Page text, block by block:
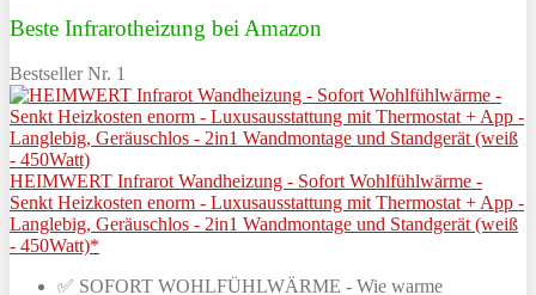
Beste Infrarotheizung bei Amazon
Bestseller Nr. 1
HEIMWERT Infrarot Wandheizung - Sofort Wohlfühlwärme -
Senkt Heizkosten enorm - Luxusausstattung mit Thermostat + App -
Langlebig, Geräuschlos - 2in1 Wandmontage und Standgerät (weiß
- 450Watt)*
✅ SOFORT WOHLFÜHLWÄRME - Wie warme